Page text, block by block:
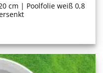
cm | Poolfolie weiß 0,8
€.